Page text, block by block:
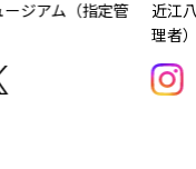
江八幡市立資料館（指定管
）